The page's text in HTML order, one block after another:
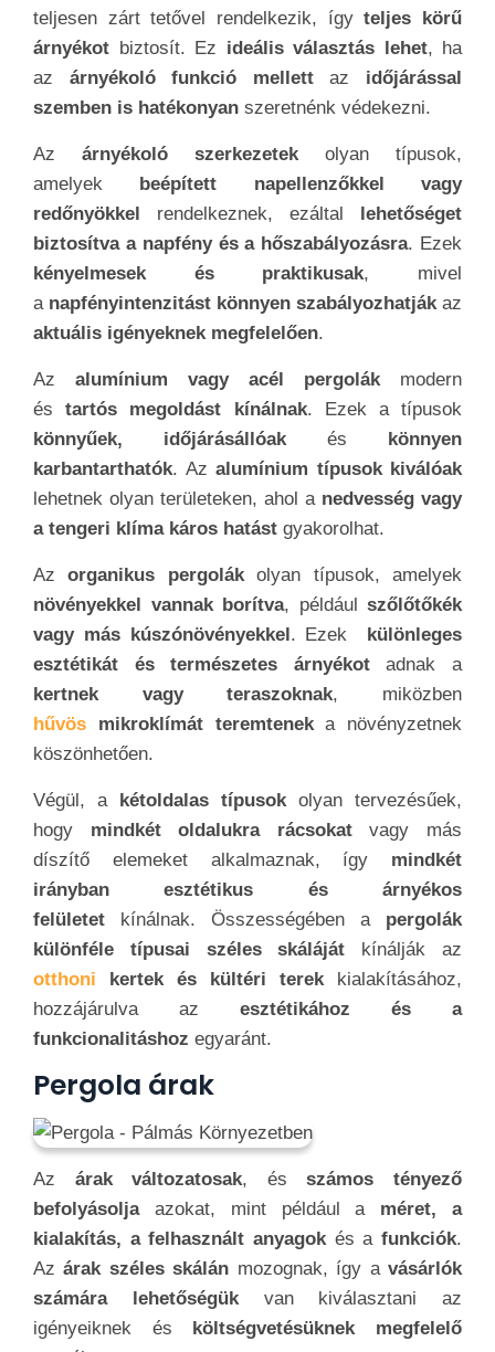
teljesen zárt tetővel rendelkezik, ígyteljes körű
árnyékot biztosít. Ez ideális választás lehet, ha
az árnyékoló funkció mellettaz időjárással
szemben is hatékonyan szeretnénk védekezni.
Az árnyékoló szerkezetek olyan típusok,
amelyek beépített napellenzőkkel vagy
redőnyökkel rendelkeznek, ezáltal lehetőséget
biztosítva a napfény és a hőszabályozásra. Ezek
kényelmesek és praktikusak, mivel
anapfényintenzitást könnyen szabályozhatjákaz
aktuális igényeknek megfelelően.
Az alumínium vagy acél pergolák modern
és tartós megoldást kínálnak. Ezek a típusok
könnyűek, időjárásállóak és könnyen
karbantarthatók. Az alumínium típusok kiválóak
lehetnek olyan területeken, ahol anedvesség vagy
a tengeri klíma káros hatást gyakorolhat.
Azorganikus pergolákolyan típusok, amelyek
növényekkel vannak borítva, például szőlőtőkék
vagy más kúszónövényekkel. Ezek
különleges
esztétikát és természetes árnyékotadnak a
kertnek vagy teraszoknak, miközben
hűvös mikroklímát teremteneka növényzetnek
köszönhetően.
Végül, akétoldalas típusok olyan tervezésűek,
hogy mindkét oldalukra rácsokatvagy más
díszítő elemeket alkalmaznak, így mindkét
irányban esztétikus és árnyékos
felületet kínálnak. Összességében a pergolák
különféle típusai széles skáláját kínálják az
otthoni kertek és kültéri terek kialakításához,
hozzájárulva az esztétikához és a
funkcionalitáshoz egyaránt.
Pergola árak
Az árak változatosak, és számos tényező
befolyásoljaazokat, mint például améret, a
kialakítás, a felhasznált anyagokés a funkciók.
Azárak széles skálán mozognak, így avásárlók
számára lehetőségükvan kiválasztani az
igényeiknek és költségvetésüknek megfelelő